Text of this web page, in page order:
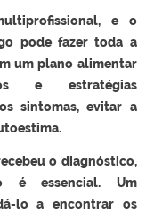
e o
pode fazer toda a
um plano alimentar
e estratégias
sintomas, evitar a
o diagnóstico,
é essencial. Um
lo a encontrar os